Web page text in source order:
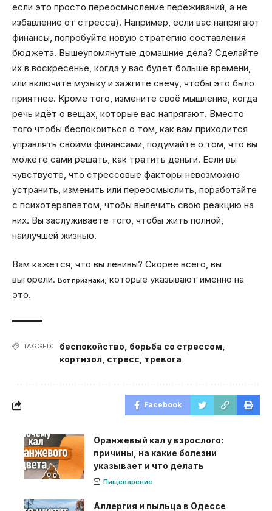
если это просто переосмысление переживаний, а не
избавление от стресса). Например, если вас напрягают
финансы, попробуйте новую стратегию составления
бюджета. Вышеупомянутые домашние дела? Сделайте
их в воскресенье, когда у вас будет больше времени,
или включите музыку и зажгите свечу, чтобы это было
приятнее. Кроме того, измените своё мышление, когда
речь идёт о вещах, которые вас напрягают. Вместо
того чтобы беспокоиться о том, как вам приходится
управлять своими финансами, подумайте о том, что вы
можете сами решать, как тратить деньги. Если вы
чувствуете, что стрессовые факторы невозможно
устранить, изменить или переосмыслить, поработайте
с психотерапевтом, чтобы вылечить свою реакцию на
них. Вы заслуживаете того, чтобы жить полной,
наилучшей жизнью.
Вам кажется, что вы ленивы? Скорее всего, вы
выгорели. Вот признаки, которые указывают именно на
это.
TAGGED: беспокойство борьба со стрессом
кортизол стресс тревога
Facebook
Оранжевый кал у взрослого:
причины, на какие болезни
указывает и что делать
Пищеварение
Аллергия и пыльца в Одессе